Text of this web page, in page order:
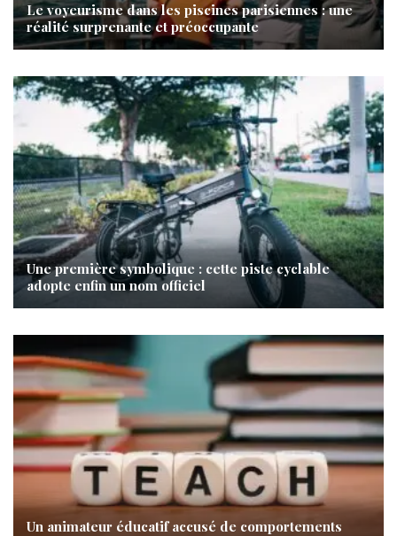
Le voyeurisme dans les piscines parisiennes : une
réalité surprenante et préoccupante
Une première symbolique : cette piste cyclable
adopte enfin un nom officiel
Un animateur éducatif accusé de comportements